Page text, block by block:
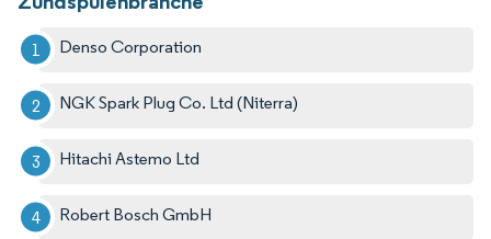
Denso Corporation
NGK Spark Plug Co. Ltd (Niterra)
Hitachi Astemo Ltd
Robert Bosch GmbH